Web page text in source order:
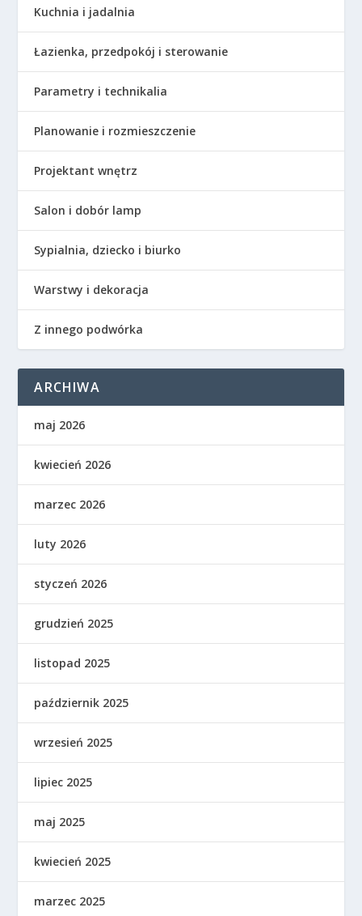
Kuchnia i jadalnia
Łazienka, przedpokój i sterowanie
Parametry i technikalia
Planowanie i rozmieszczenie
Projektant wnętrz
Salon i dobór lamp
Sypialnia, dziecko i biurko
Warstwy i dekoracja
Z innego podwórka
ARCHIWA
maj 2026
kwiecień 2026
marzec 2026
luty 2026
styczeń 2026
grudzień 2025
listopad 2025
październik 2025
wrzesień 2025
lipiec 2025
maj 2025
kwiecień 2025
marzec 2025